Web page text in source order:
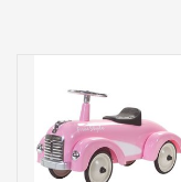
Contact/Locatie